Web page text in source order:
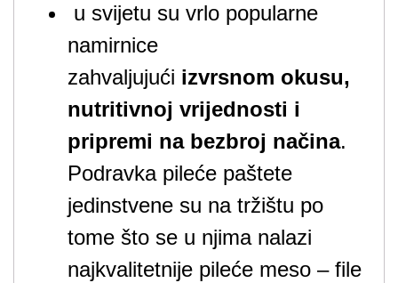
u svijetu su vrlo popularne
namirnice
zahvaljujući izvrsnom okusu,
nutritivnoj vrijednosti i
pripremi na bezbroj načina.
Podravka pileće paštete
jedinstvene su na tržištu po
tome što se u njima nalazi
najkvalitetnije pileće meso – file